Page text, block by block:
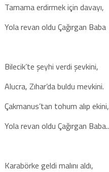
Tamama erdirmek için davayı,
Yola revan oldu Çağırgan Baba
Bilecik’te şeyhi verdi şevkini,
Alucra, Zıhar’da buldu mevkini.
Çakmanus’tan tohum alıp ekini,
Yola revan oldu Çağırgan Baba..
Karabörke geldi malını aldı,